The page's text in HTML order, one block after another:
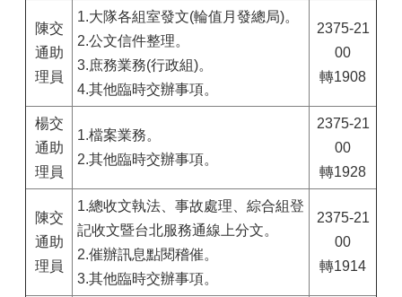
陳交
通助
理員
1.大隊各組室發文(輪值月發總局)。
2.公文信件整理。
3.庶務業務(行政組)。
4.其他臨時交辦事項。
2375-21
00
轉1908
楊交
通助
理員
1.檔案業務。
2.其他臨時交辦事項。
2375-21
00
轉1928
陳交
通助
理員
1.總收文執法、事故處理、綜合組登
記收文暨台北服務通線上分文。
2.催辦訊息點閱稽催。
3.其他臨時交辦事項。
2375-21
00
轉1914